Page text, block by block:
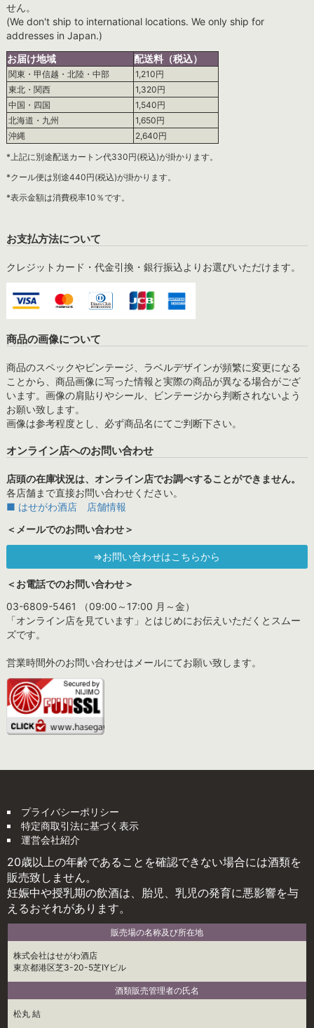
せん。
(We don't ship to international locations. We only ship for
addresses in Japan.)
お届け地域
配送料（税込）
関東・甲信越・北陸・中部
1,210円
東北・関西
1,320円
中国・四国
1,540円
北海道・九州
1,650円
沖縄
2,640円
*上記に別途配送カートン代330円(税込)が掛かります。
*クール便は別途440円(税込)が掛かります。
*表示金額は消費税率10％です。
お支払方法について
クレジットカード・代金引換・銀行振込よりお選びいただけます。
商品の画像について
商品のスペックやビンテージ、ラベルデザインが頻繁に変更になる
ことから、商品画像に写った情報と実際の商品が異なる場合がござ
います。画像の肩貼りやシール、ビンテージから判断されないよう
お願い致します。
画像は参考程度とし、必ず商品名にてご判断下さい。
オンライン店へのお問い合わせ
店頭の在庫状況は、オンライン店でお調べすることができません。
各店舗まで直接お問い合わせください。
■ はせがわ酒店 店舗情報
＜メールでのお問い合わせ＞
⇒お問い合わせはこちらから
＜お電話でのお問い合わせ＞
03-6809-5461 （09:00～17:00 月～金）
「オンライン店を見ています」とはじめにお伝えいただくとスムー
ズです。
営業時間外のお問い合わせはメールにてお願い致します。
プライバシーポリシー
特定商取引法に基づく表示
運営会社紹介
20歳以上の年齢であることを確認できない場合には酒類を
販売致しません。
妊娠中や授乳期の飲酒は、胎児、乳児の発育に悪影響を与
えるおそれがあります。
販売場の名称及び所在地
株式会社はせがわ酒店
東京都港区芝3-20-5芝IYビル
酒類販売管理者の氏名
松丸 結